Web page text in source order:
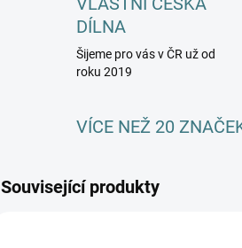
DÍLNA
Šijeme pro vás v ČR už od
roku 2019
VÍCE NEŽ 20
Související produkty